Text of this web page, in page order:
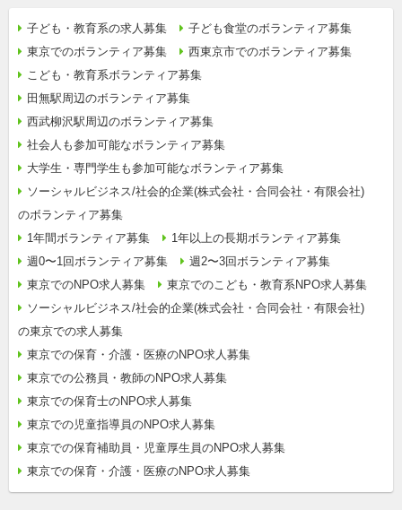
子ども・教育系の求人募集
子ども食堂のボランティア募集
東京でのボランティア募集
西東京市でのボランティア募集
こども・教育系ボランティア募集
田無駅周辺のボランティア募集
西武柳沢駅周辺のボランティア募集
社会人も参加可能なボランティア募集
大学生・専門学生も参加可能なボランティア募集
ソーシャルビジネス/社会的企業(株式会社・合同会社・有限会社)
のボランティア募集
1年間ボランティア募集
1年以上の長期ボランティア募集
週0〜1回ボランティア募集
週2〜3回ボランティア募集
東京でのNPO求人募集
東京でのこども・教育系NPO求人募集
ソーシャルビジネス/社会的企業(株式会社・合同会社・有限会社)
の東京での求人募集
東京での保育・介護・医療のNPO求人募集
東京での公務員・教師のNPO求人募集
東京での保育士のNPO求人募集
東京での児童指導員のNPO求人募集
東京での保育補助員・児童厚生員のNPO求人募集
東京での保育・介護・医療のNPO求人募集